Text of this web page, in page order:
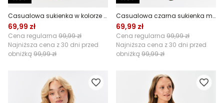
Casualowa sukienka w kolorze khaki
69,99 zł
Cena regularna 99,99 zł
Najniższa cena z 30 dni przed
obniżką 99,99 zł
Casualowa czarna sukienka maxi
69,99 zł
Cena regularna 99,99 zł
Najniższa cena z 30 dni przed
obniżką 99,99 zł